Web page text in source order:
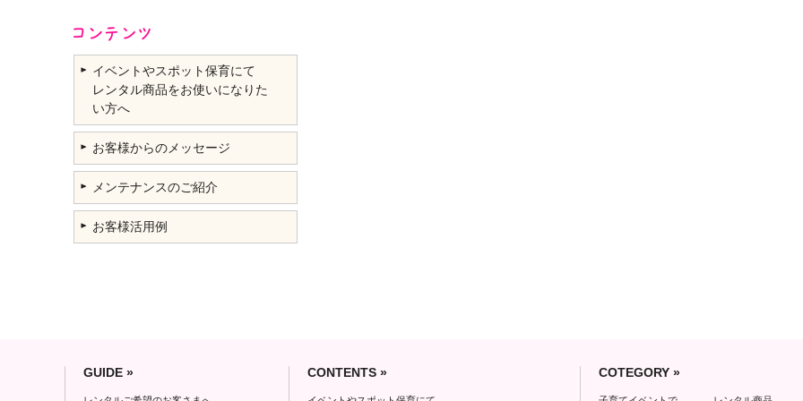
イベントやスポット保育にて
レンタル商品をお使いになりた
い方へ
お客様からのメッセージ
メンテナンスのご紹介
お客様活用例
GUIDE » CONTENTS » COTEGORY »